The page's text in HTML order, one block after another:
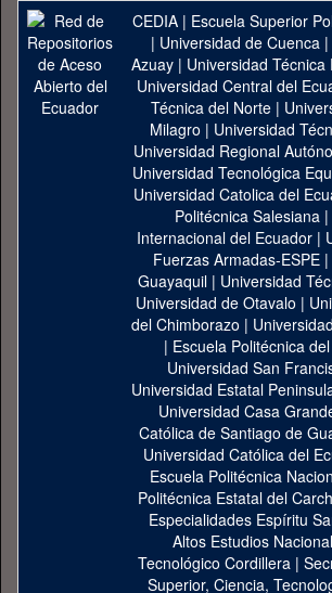
CEDIA| Escuela Superior
| Universidad de Cuenca|
Azuay| Universidad
Universidad Central del
Técnica del Norte |
Milagro | Universidad
Universidad Regional
Universidad Tecnológica
Universidad Catolica del
Politécnica Salesiana |
Internacional del Ecuador |
Fuerzas Armadas-ESPE |
Guayaquil| Universidad
Universidad de Otavalo |
del Chimborazo |
| Escuela Politécnica
Universidad San
Universidad Estatal
Universidad Casa
Católica de Santiago de
Universidad Católica del
Escuela Politécnica
Politécnica Estatal del
Especialidades Espíritu
Altos Estudios
Tecnológico Cordillera |
Superior, Ciencia,